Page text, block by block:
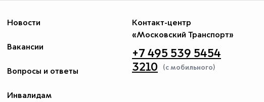
Новости
Вакансии
Вопросы и ответы
Инвалидам
Контакт-центр
«Московский Транспорт»
+7 495 539 5454
3210
(с мобильного)